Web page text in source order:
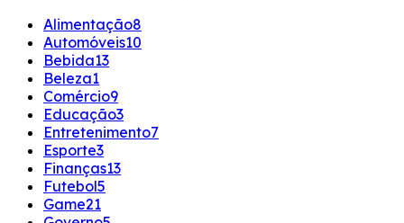
Alimentação8
Automóveis10
Bebida13
Beleza1
Comércio9
Educação3
Entretenimento7
Esporte3
Finanças13
Futebol5
Game21